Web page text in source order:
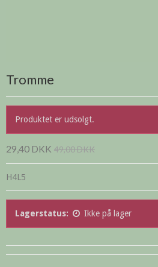
Tromme
Produktet er udsolgt.
29,40 DKK 49,00 DKK
H4L5
Lagerstatus: Ikke på lager